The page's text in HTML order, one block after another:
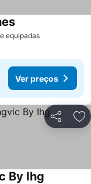
equipadas
Ver preços
Partilhar
By Ihg